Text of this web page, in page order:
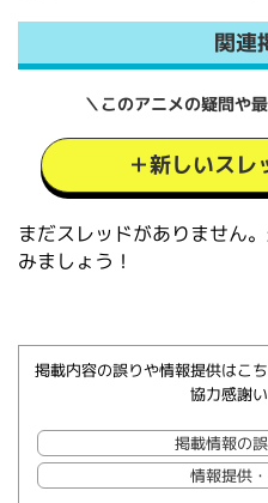
関連
＼このアニメの疑問や
＋新しいスレ
まだスレッドがありません
みましょう！
掲載内容の誤りや情報提供はこ
協力感謝い
掲載情報の
情報提供